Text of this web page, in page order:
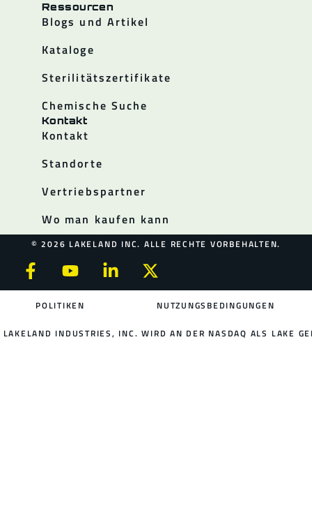
Ressourcen
Blogs und Artikel
Kataloge
Sterilitätszertifikate
Chemische Suche
Kontakt
Kontakt
Standorte
Vertriebspartner
Wo man kaufen kann
© 2026 LAKELAND INC. ALLE RECHTE VORBEHALTEN.
POLITIKEN NUTZUNGSBEDINGUNGEN
LAKELAND INDUSTRIES, INC. WIRD AN DER NASDAQ ALS LAKE